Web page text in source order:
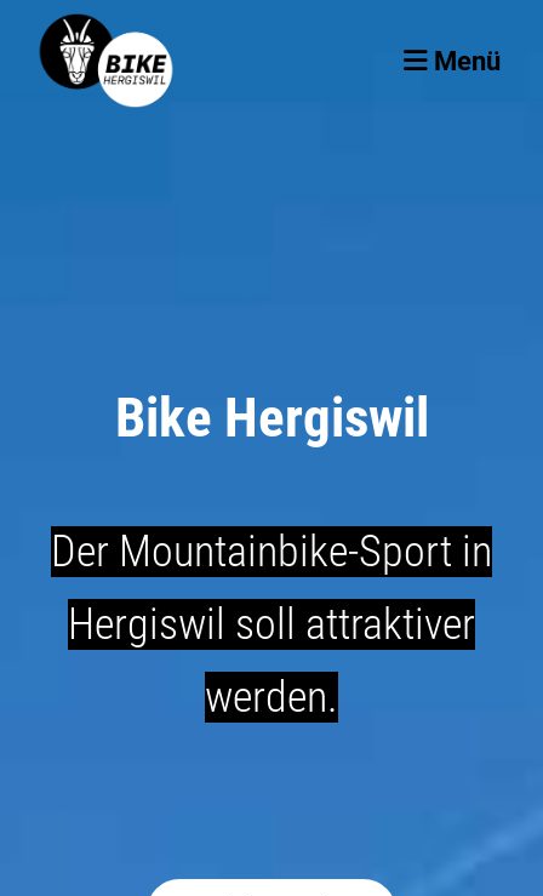
Menü
Bike Hergiswil
Der Mountainbike-Sport in
Hergiswil soll attraktiver
werden.